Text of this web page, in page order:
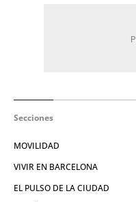
Secciones
MOVILIDAD
VIVIR EN BARCELONA
EL PULSO DE LA CIUDAD